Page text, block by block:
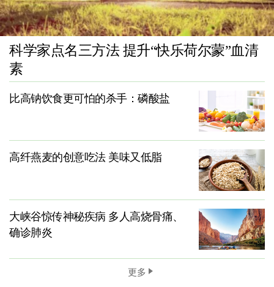
科学家点名三方法 提升“快乐荷尔蒙”血清
素
比高钠饮食更可怕的杀手：磷酸盐
高纤燕麦的创意吃法 美味又低脂
大峡谷惊传神秘疾病 多人高烧骨痛、
确诊肺炎
更多